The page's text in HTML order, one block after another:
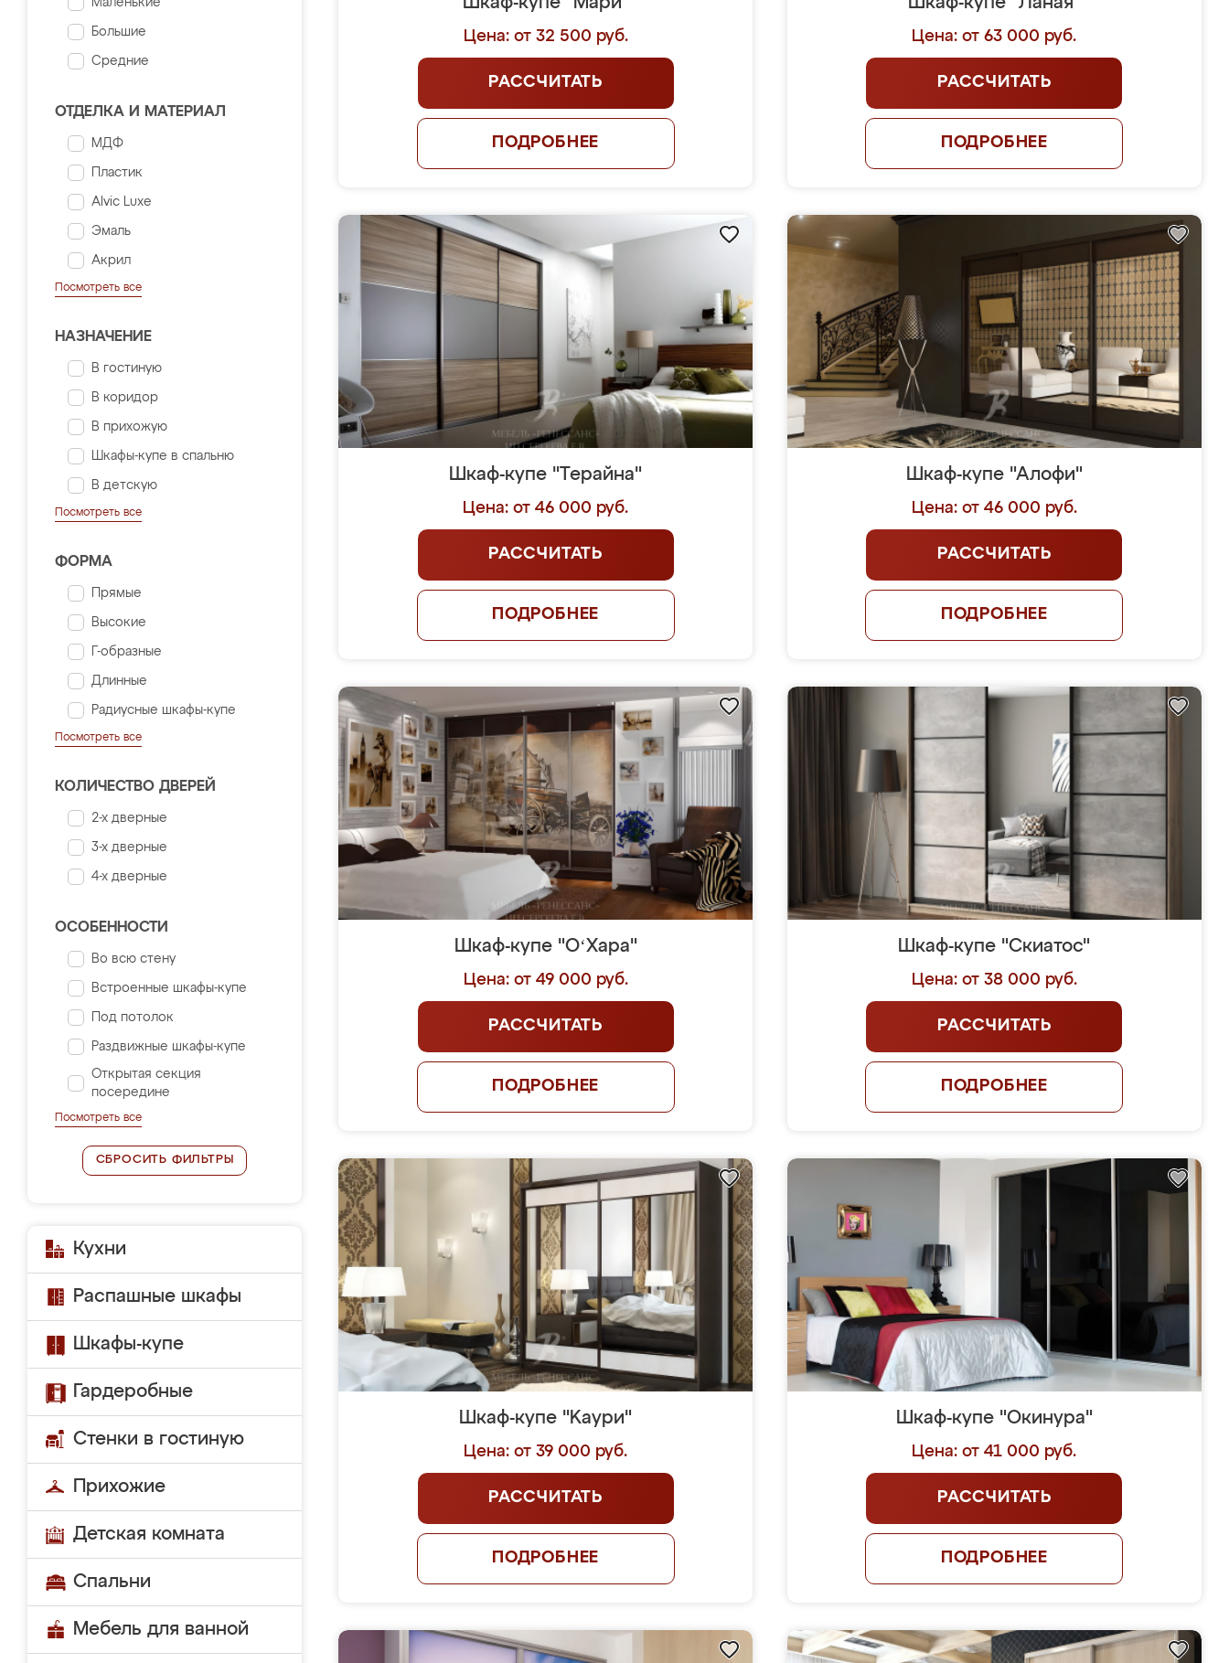
Маленькие
Большие
Средние
ОТДЕЛКА И МАТЕРИАЛ
МДФ
Пластик
Alvic Luxe
Эмаль
Акрил
Посмотреть все
НАЗНАЧЕНИЕ
В гостиную
В коридор
В прихожую
Шкафы-купе в спальню
В детскую
Посмотреть все
ФОРМА
Прямые
Высокие
Г-образные
Длинные
Радиусные шкафы-купе
Посмотреть все
КОЛИЧЕСТВО ДВЕРЕЙ
2-х дверные
3-х дверные
4-х дверные
ОСОБЕННОСТИ
Во всю стену
Встроенные шкафы-купе
Под потолок
Раздвижные шкафы-купе
Открытая секция
посередине
Посмотреть все
СБРОСИТЬ ФИЛЬТРЫ
Кухни
Распашные шкафы
Шкафы-купе
Гардеробные
Стенки в гостиную
Прихожие
Детская комната
Спальни
Мебель для ванной
Цена: от 32 500 руб.
РАССЧИТАТЬ
ПОДРОБНЕЕ
Цена: от 63 000 руб.
РАССЧИТАТЬ
ПОДРОБНЕЕ
Шкаф-купе "Терайна"
Цена: от 46 000 руб.
РАССЧИТАТЬ
ПОДРОБНЕЕ
Шкаф-купе "Алофи"
Цена: от 46 000 руб.
РАССЧИТАТЬ
ПОДРОБНЕЕ
Шкаф-купе "OʻХара"
Цена: от 49 000 руб.
РАССЧИТАТЬ
ПОДРОБНЕЕ
Шкаф-купе "Скиатос"
Цена: от 38 000 руб.
РАССЧИТАТЬ
ПОДРОБНЕЕ
Шкаф-купе "Kaури"
Цена: от 39 000 руб.
РАССЧИТАТЬ
ПОДРОБНЕЕ
Шкаф-купе "Окинура"
Цена: от 41 000 руб.
РАССЧИТАТЬ
ПОДРОБНЕЕ